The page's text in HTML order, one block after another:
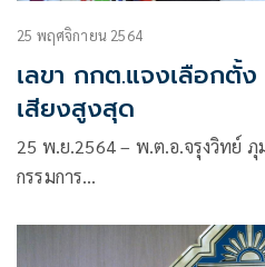
25 พฤศจิกายน 2564
เลขา กกต.แจงเลือกตั้
เสียงสูงสุด
25 พ.ย.2564 – พ.ต.อ.จรุงวิทย์ ภุ
กรรมการ…